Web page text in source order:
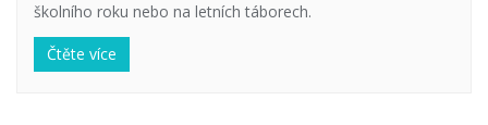
školního roku nebo na letních táborech.
Čtěte více